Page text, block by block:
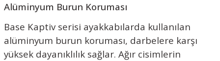
Alüminyum Burun Koruması
Base Kaptiv serisi ayakkabılarda kullanılan
alüminyum burun koruması, darbelere karşı
yüksek dayanıklılık sağlar. Ağır cisimlerin